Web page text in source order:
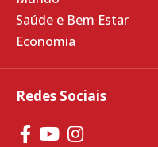
Redes Sociais
Saúde e Bem Estar
Economia